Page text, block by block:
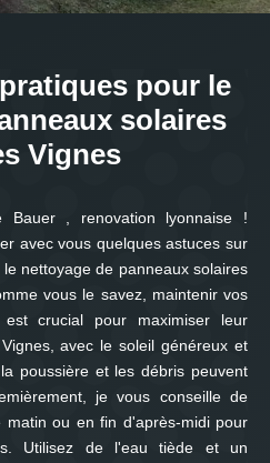
pour le
solaires
Vignes
Bauer , renovation lyonnaise !
avec vous quelques astuces sur
nettoyage de panneaux solaires
vous le savez, maintenir vos
est crucial pour maximiser leur
avec le soleil généreux et
poussière et les débris peuvent
je vous conseille de
ou en fin d'après-midi pour
Utilisez de l'eau tiède et un